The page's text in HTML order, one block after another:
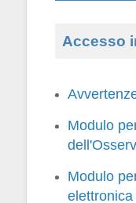
Accesso
Modulo
Modulo